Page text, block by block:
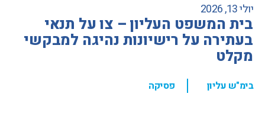
יולי 13, 2026
בית המשפט העליון – צו על תנאי
בעתירה על רישיונות נהיגה למבקשי
מקלט
בימ"ש עליון , פסיקה